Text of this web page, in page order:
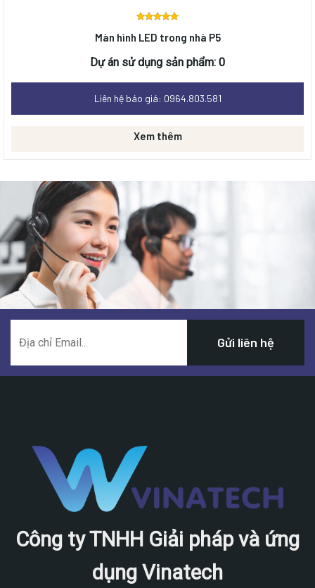
Được
xếp
hạng
5 sao
Màn hình LED trong nhà P5
Dự án sử dụng sản phẩm: 0
Liên hệ báo giá: 0964.803.581
Xem thêm
Công ty TNHH Giải pháp và ứng
dụng Vinatech